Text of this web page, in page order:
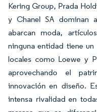
Kering Group, Prada
y Chanel SA dominan
abarcan moda,
ninguna entidad tiene
locales como Loewe y
aprovechando el
innovación en diseño.
intensa rivalidad en